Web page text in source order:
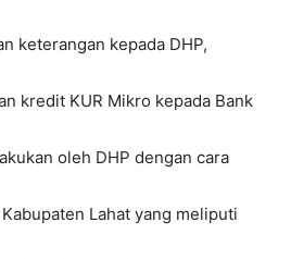
keterangan kepada DHP,
kredit KUR Mikro kepada Bank
oleh DHP dengan cara
Lahat yang meliputi